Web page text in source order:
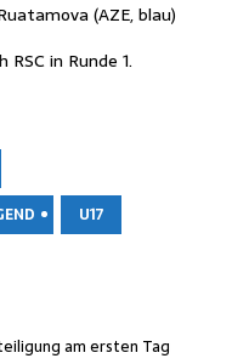
(AZE, blau)
in Run­de 1.
U17
am ers­ten Tag